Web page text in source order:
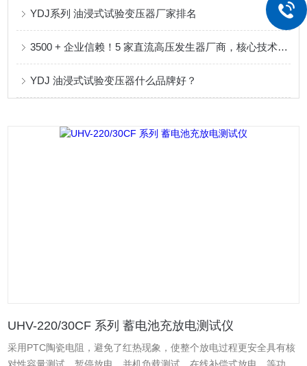
YDJ系列 油浸式试验变压器厂家排名
3500 + 企业信赖！5 家直流高压发生器厂商，核心技术领pao同行
YDJ 油浸式试验变压器什么品牌好？
UHV-220/30CF 系列 蓄电池充放电测试仪
采用PTC陶瓷电阻，避免了红热现象，使整个放电过程更安全具有核